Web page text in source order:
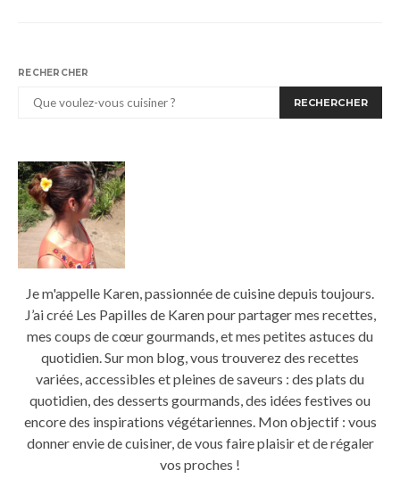
RECHERCHER
RECHERCHER
Je m'appelle Karen, passionnée de cuisine depuis toujours.
J’ai créé Les Papilles de Karen pour partager mes recettes,
mes coups de cœur gourmands, et mes petites astuces du
quotidien. Sur mon blog, vous trouverez des recettes
variées, accessibles et pleines de saveurs : des plats du
quotidien, des desserts gourmands, des idées festives ou
encore des inspirations végétariennes. Mon objectif : vous
donner envie de cuisiner, de vous faire plaisir et de régaler
vos proches !